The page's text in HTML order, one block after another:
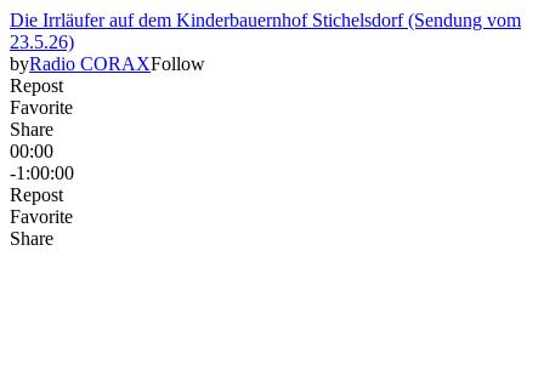
Die Irrläufer auf dem Kinderbauernhof Stichelsdorf (Sendung vom
23.5.26)
byRadio CORAXFollow
Repost
Favorite
Share
00:00
-1:00:00
Repost
Favorite
Share